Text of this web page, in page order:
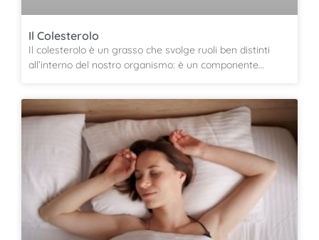
Il Colesterolo
Il colesterolo è un grasso che svolge ruoli ben distinti
all’interno del nostro organismo: è un componente…